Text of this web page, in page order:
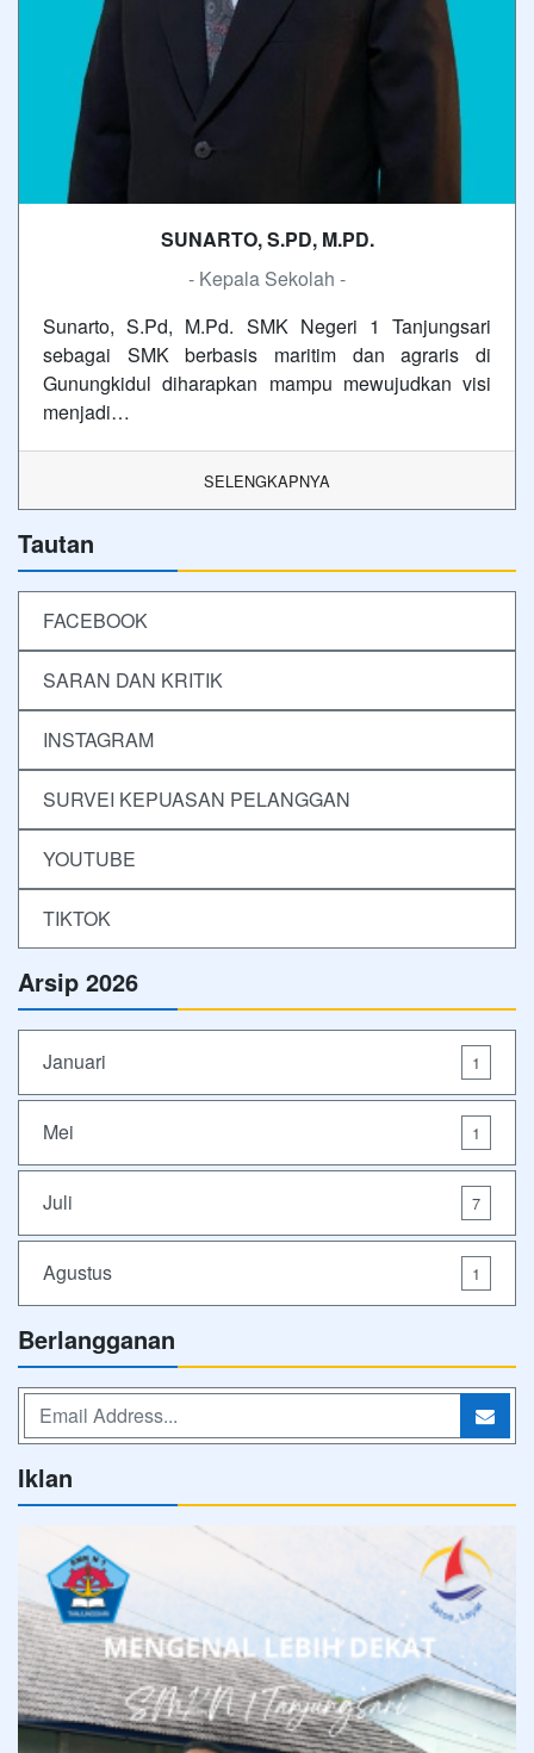
SUNARTO, S.PD, M.PD.
- Kepala Sekolah -
Sunarto, S.Pd, M.Pd. SMK Negeri 1 Tanjungsari
sebagai SMK berbasis maritim dan agraris di
Gunungkidul diharapkan mampu mewujudkan visi
menjadi…
SELENGKAPNYA
Tautan
FACEBOOK
SARAN DAN KRITIK
INSTAGRAM
SURVEI KEPUASAN PELANGGAN
YOUTUBE
TIKTOK
Arsip 2026
Januari 1
Mei 1
Juli 7
Agustus 1
Berlangganan
Iklan